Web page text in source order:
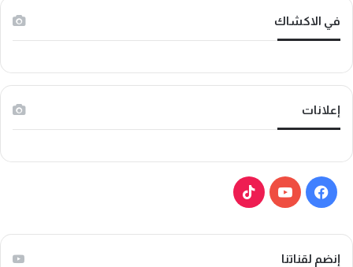
في الاكشاك
إعلانات
ف
س
إنضم لقناتنا